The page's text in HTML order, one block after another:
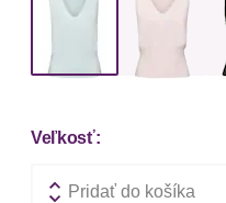
Veľkosť:
Pridať do košíka